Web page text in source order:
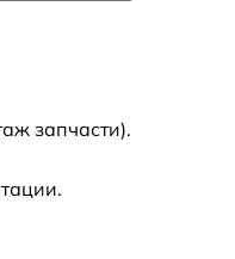
запчасти).